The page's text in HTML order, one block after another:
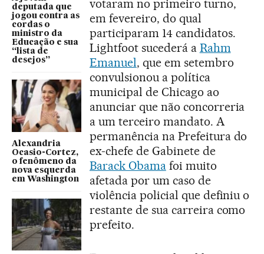
deputada que
jogou contra as
cordas o
ministro da
Educação e sua
“lista de
desejos”
Alexandria
Ocasio-Cortez,
o fenômeno da
nova esquerda
em Washington
votaram no primeiro turno,
em fevereiro, do qual
participaram 14 candidatos.
Lightfoot sucederá a Rahm
Emanuel, que em setembro
convulsionou a política
municipal de Chicago ao
anunciar que não concorreria
a um terceiro mandato. A
permanência na Prefeitura do
ex-chefe de Gabinete de
Barack Obamafoi muito
afetada por um caso de
violência policial que definiu o
restante de sua carreira como
prefeito.